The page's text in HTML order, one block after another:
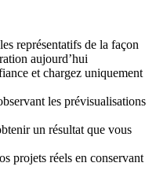
représentatifs de la façon
aujourd’hui
et chargez uniquement
les prévisualisations
un résultat que vous
projets réels en conservant